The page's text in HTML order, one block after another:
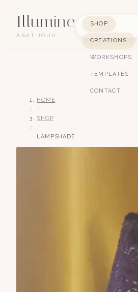
Illumine
ABAT-JOUR
SHOP
CREATIONS
WORKSHOPS
TEMPLATES
CONTACT
HOME
SHOP
LAMPSHADE